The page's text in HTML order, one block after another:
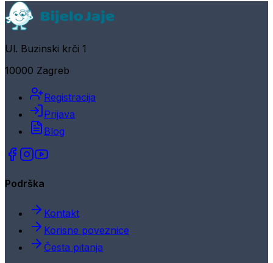
Ul. Buzinski krči 1
10000 Zagreb
Registracija
Prijava
Blog
Podrška
Kontakt
Korisne poveznice
Česta pitanja